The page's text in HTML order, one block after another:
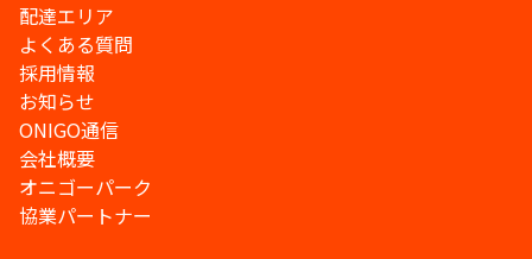
配達エリア
よくある質問
採用情報
お知らせ
ONIGO通信
会社概要
オニゴーパーク
協業パートナー